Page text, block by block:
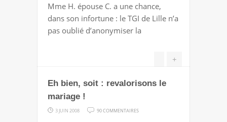
PS
JE
REPARLE
DE
MME
Mme H. épouse C. a une chance,
dans son infortune : le TGI de Lille n’a
pas oublié d’anonymiser la
+
Eh bien, soit : revalorisons le
mariage !
3 JUIN 2008 90 COMMENTAIRES